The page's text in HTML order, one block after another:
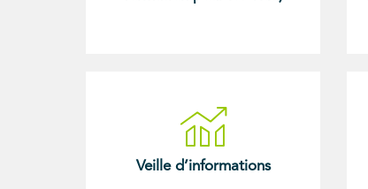
Veille d’informations